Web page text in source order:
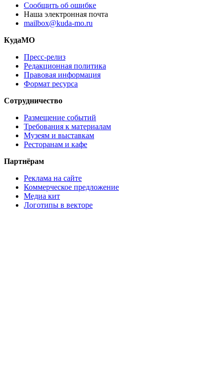
Сообщить об ошибке
Наша электронная почта
mailbox@kuda-mo.ru
КудаМО
Пресс-релиз
Редакционная политика
Правовая информация
Формат ресурса
Сотрудничество
Размещение событий
Требования к материалам
Музеям и выставкам
Ресторанам и кафе
Партнёрам
Реклама на сайте
Коммерческое предложение
Медиа кит
Логотипы в векторе